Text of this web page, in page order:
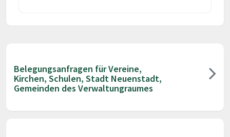
Belegungsanfragen für Vereine,
Kirchen, Schulen, Stadt Neuenstadt,
Gemeinden des Verwaltungraumes